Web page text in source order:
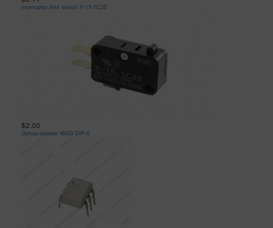
Interruptor limit switch V-15-1C25
$2.00
Optoacoplador 4N33 DIP-6